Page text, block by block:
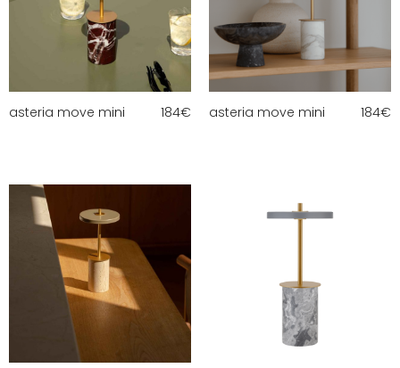
asteria move mini 184€ asteria move mini 184€